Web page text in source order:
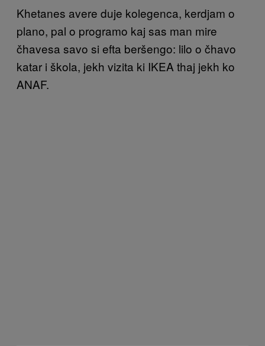
Khetanes avere duje kolegenca, kerdjam o
plano, pal o programo kaj sas man mire
čhavesa savo si efta beršengo: lilo o čhavo
katar i škola, jekh vizita ki IKEA thaj jekh ko
ANAF.